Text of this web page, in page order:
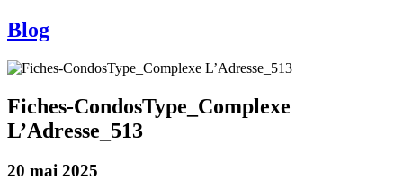
Blog
Fiches-CondosType_Complexe
L’Adresse_513
20 mai 2025